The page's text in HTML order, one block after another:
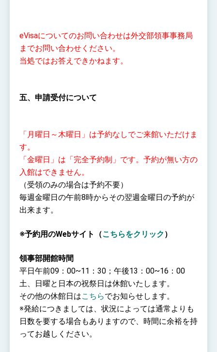
eVisaについてのお問い合わせは外交部領事事務局
までお問い合わせください。
当処ではお答えできかねます。
五、申請受付について
「月曜日～木曜日」は予約なしでご来館いただけま
す。
「金曜日」は「完全予約制」です。予約が無い方の
入館はできません。
（受領のみの場合は予約不要）
毎週金曜日の午前8時からその翌週金曜日の予約が
出来ます。
※予約用のWebサイト（こちらをクリック ）
領事部開館時間
平日午前09：00~11：30；午後13：00~16：00
土、日曜と日本の祝祭日は休館いたします。
その他の休館日はこちらでお知らせします。
※発給につきましては、状況によっては通常よりも
日数を要する場合もありますので、時間に余裕を持
ってお越しください。